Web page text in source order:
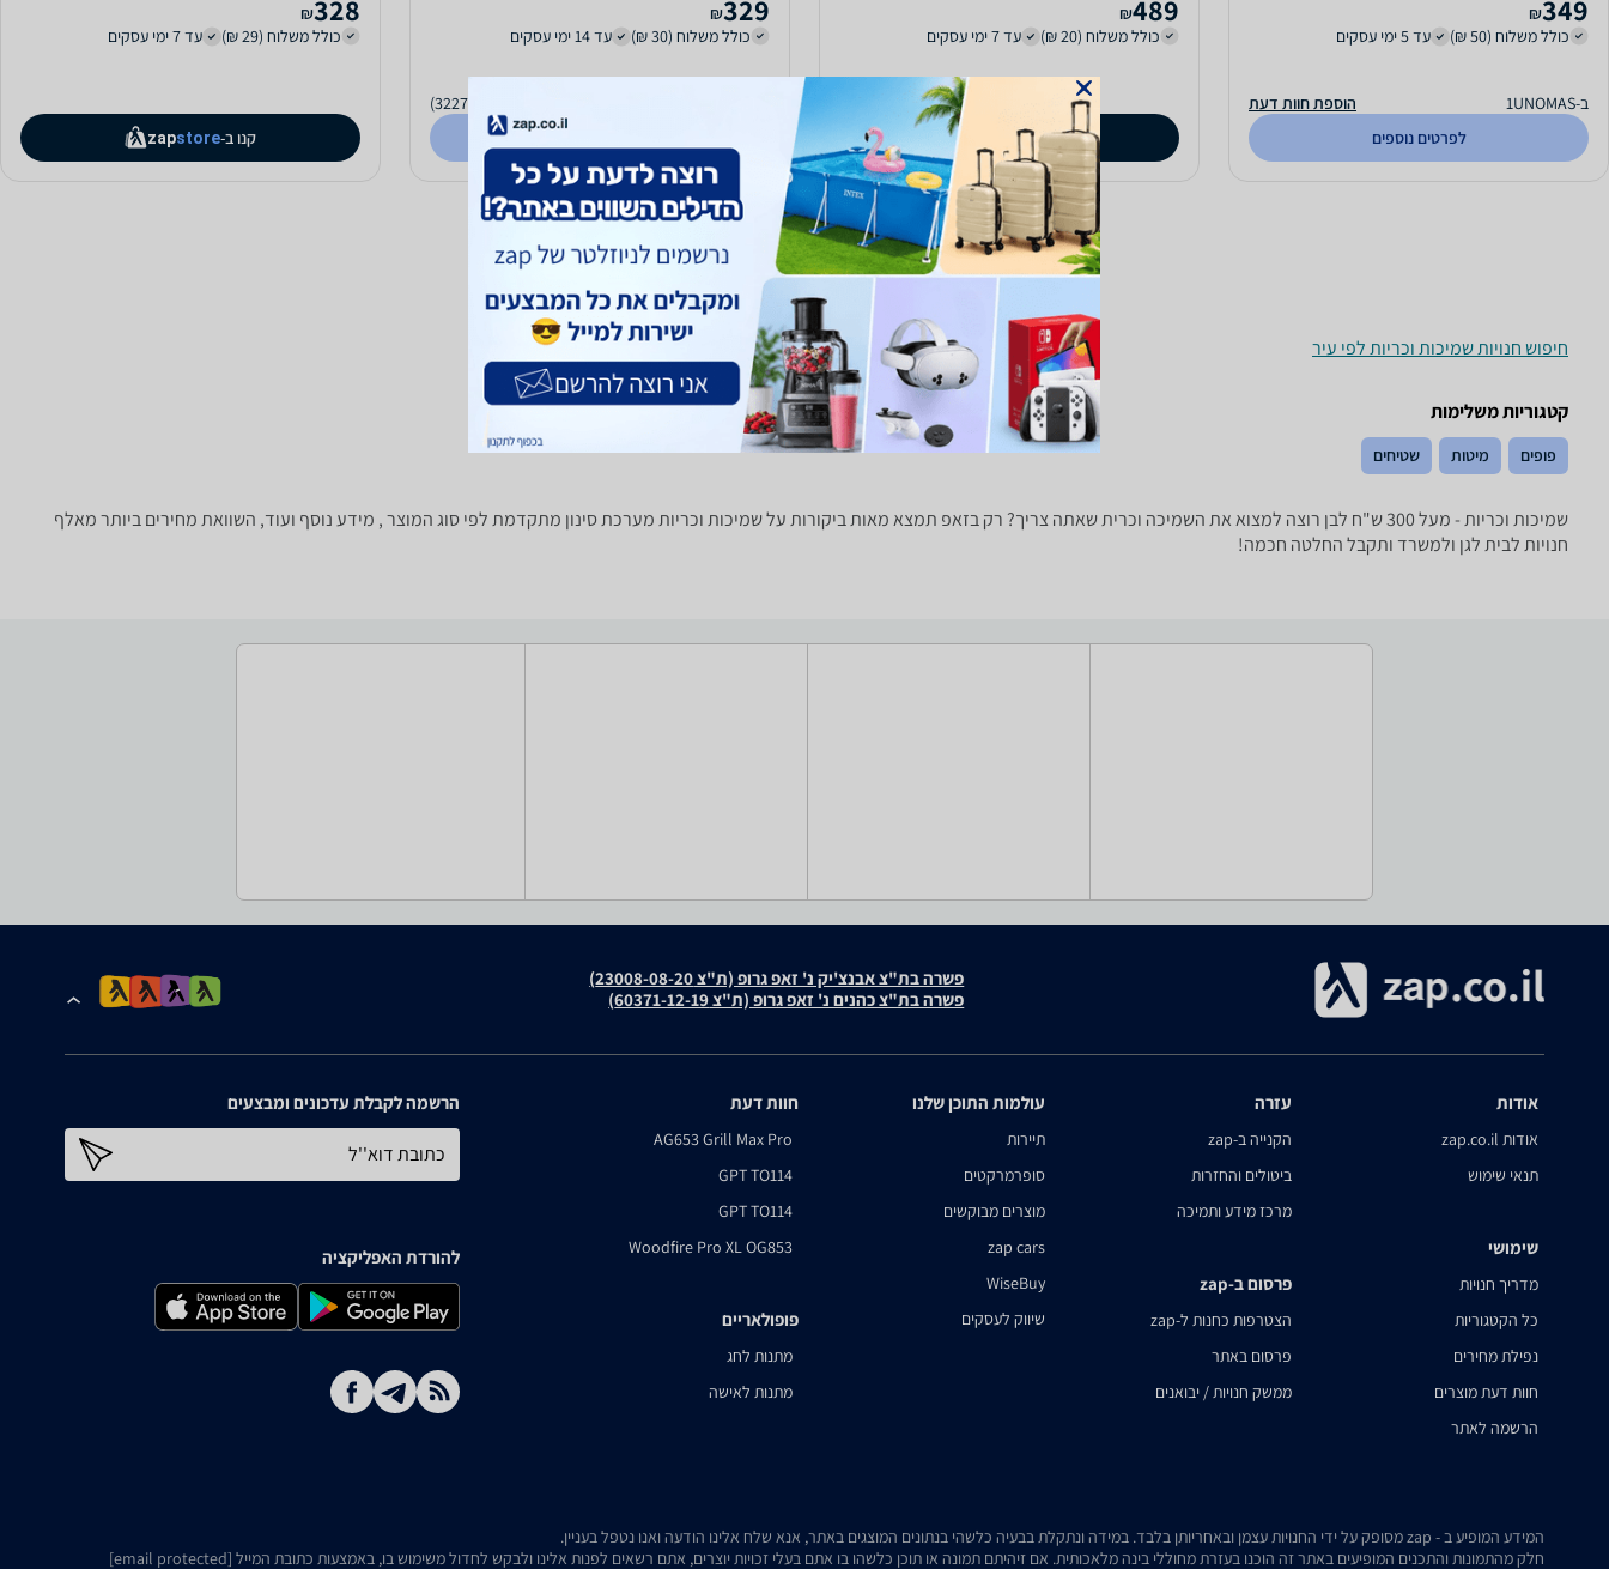
349
₪
כולל משלוח (50 ₪)
עד 5 ימי עסקים
ב-1UNOMAS
הוספת חוות דעת
לפרטים נוספים
489
₪
כולל משלוח (20 ₪)
עד 7 ימי עסקים
קנו ב-store
329
₪
כולל משלוח (30 ₪)
עד 14 ימי עסקים
328
₪
כולל משלוח (29 ₪)
עד 7 ימי עסקים
קנו ב- zapstore
חיפוש חנויות שמיכות וכריות לפי עיר
קטגוריות משלימות
פופים מיטות שטיחים
שמיכות וכריות - ‏מעל 300 ‏ש"ח ‏לבן רוצה למצוא את השמיכה וכרית שאתה צריך? רק בזאפ תמצא מאות ביקורות על שמיכות וכריות מערכת סינון מתקדמת לפי סוג המוצר , מידע נוסף ועוד, השוואת מחירים ביותר מאלף
חנויות לבית לגן ולמשרד ותקבל החלטה חכמה!
פשרה בת"צ אבנצ'יק נ' זאפ גרופ (ת"צ 23008-08-20)
פשרה בת"צ כהנים נ' זאפ גרופ (ת"צ 60371-12-19)
אודות
אודות zap.co.il
תנאי שימוש
שימושי
מדריך חנויות
כל הקטגוריות
נפילת מחירים
חוות דעת מוצרים
הרשמה לאתר
עזרה
הקנייה ב-zap
ביטולים והחזרות
מרכז מידע ותמיכה
פרסום ב-zap
הצטרפות כחנות ל-zap
פרסום באתר
ממשק חנויות / יבואנים
עולמות התוכן שלנו
תיירות
סופרמרקטים
מוצרים מבוקשים
zap cars
WiseBuy
שיווק לעסקים
חוות דעת
AG653 Grill Max Pro
GPT TO114
GPT TO114
Woodfire Pro XL OG853
פופולאריים
מתנות לחג
מתנות לאישה
הרשמה לקבלת עדכונים ומבצעים
כתובת דוא''ל
להורדת האפליקציה
המידע המופיע ב - zap מסופק על ידי החנויות עצמן ובאחריותן בלבד. במידה ונתקלת בבעיה כלשהי בנתונים המוצגים באתר, אנא שלח אלינו הודעה ואנו נטפל בעניין.
חלק מהתמונות והתכנים המופיעים באתר זה הוכנו בעזרת מחוללי בינה מלאכותית. אם זיהיתם תמונה או תוכן כלשהו בו אתם בעלי זכויות יוצרים, אתם רשאים לפנות אלינו ולבקש לחדול משימוש בו, באמצעות כתובת המייל [email protected]